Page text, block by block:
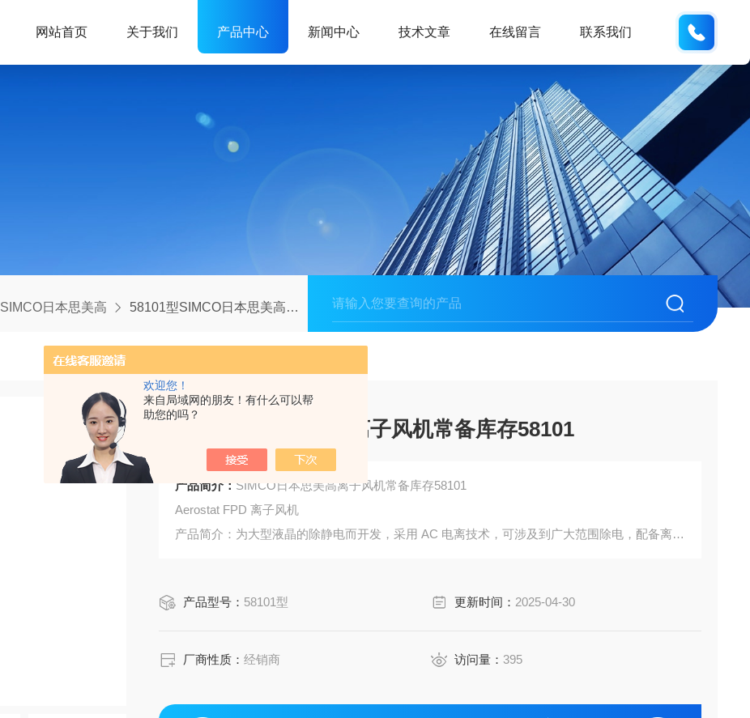
欢迎您！
来自局域网的朋友！有什么可以帮
助您的吗？
网站首页 关于我们 产品中心 新闻中心 技术文章 在线留言 联系我们
SIMCO日本思美高 58101型SIMCO日本思美高离子风机常备库存58101
SIMCO日本思美高离子风机常备库存58101
产品简介： SIMCO日本思美高离子风机常备库存58101
Aerostat FPD 离子风机
产品简介：为大型液晶的除静电而开发，采用 AC 电离技术，可涉及到广大范围除电，配备离子
产品型号： 58101型 更新时间： 2025-04-30
厂商性质：经销商 访问量： 395